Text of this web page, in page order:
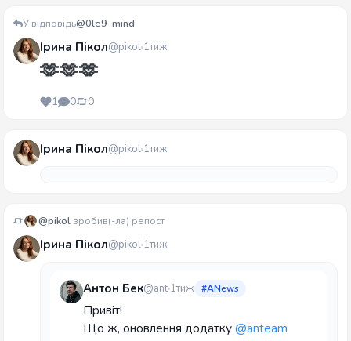
У відповідь@0le9_mind
Ірина Пікол@pikol 1тиж
🫶🫶🫶
1 0 0
Ірина Пікол@pikol 1тиж
@pikol зробив(-ла) репост
Ірина Пікол@pikol 1тиж
Антон Бек@ant 1тиж #ANews
Привіт!
Що ж, оновлення додатку@anteam